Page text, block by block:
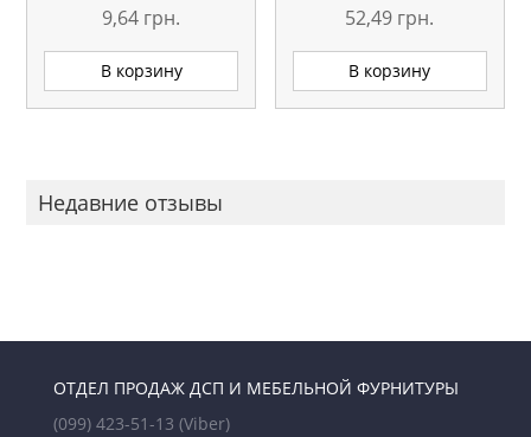
9,64 грн.
В корзину
52,49 грн.
В корзину
Недавние отзывы
ОТДЕЛ ПРОДАЖ ДСП И МЕБЕЛЬНОЙ ФУРНИТУРЫ
(099) 423-51-13 (Viber)